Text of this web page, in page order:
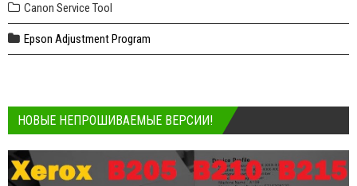
Canon Service Tool
Epson Adjustment Program
НОВЫЕ НЕПРОШИВАЕМЫЕ ВЕРСИИ!